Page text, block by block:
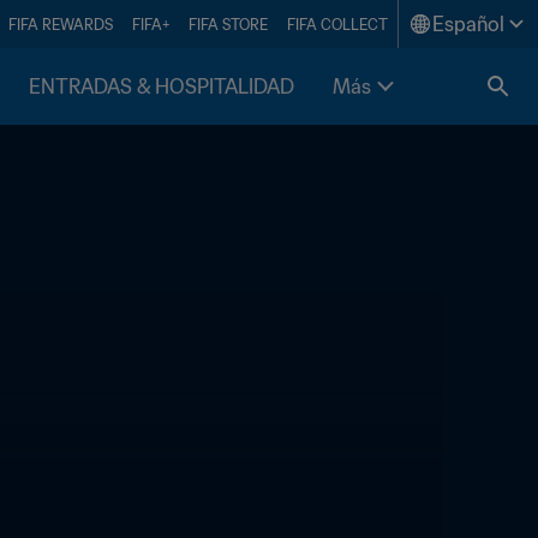
FIFA REWARDS FIFA+ FIFA STORE FIFA COLLECT Español
ENTRADAS & HOSPITALIDAD Más